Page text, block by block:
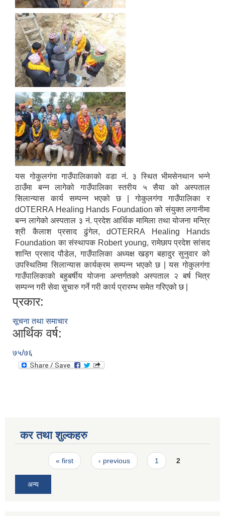
यस गोकुलगंगा गाउँपालिकाको वडा नं. ३ स्थित भीमसेनथान भन्ने
ठाउँमा बन्न लागेको गाउँपालिका स्तरीय ५ सैया को अस्पताल
सिलान्यास कार्य सम्पन्न भएको छ | गोकुलगंगा गाउँपालिका र
dOTERRA Healing Hands Foundation को संयुक्त लगानीमा
बन्न लागेको अस्पताल ३ नं. प्रदेश आर्थिक मामिला तथा योजना मन्त्रि
श्री कैलाश प्रसाद ढुंगेल, dOTERRA Healing Hands
Foundation का संस्थापक Robert young, रामेछाप प्रदेश सांसद
शान्ति प्रसाद पौडेल, गाउँपालिका अध्यक्ष खड्ग बहादुर सुनुवार को
उपस्थितिमा सिलान्यास कार्यक्रम सम्पन्न भएको छ | यस गोकुलगंगा
गाउँपालिकाको बहुबर्षीय योजना अन्तर्गतको अस्पताल २ बर्ष भित्र
सम्पन्न गरी सेवा सुचारु गर्ने गरी कार्य प्रारम्भ समेत गरिएको छ |
प्रकार:
सूचना तथा समाचार
आर्थिक वर्ष:
७५/७६
कर तथा शुल्कहरु
Pages« first ‹ previous 1 2
अन्य